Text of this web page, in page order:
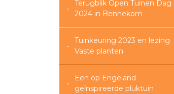
Terugblik Open Tuinen Dag
2024 in Bennekom
Tuinkeuring 2023 en lezing
Vaste planten
Een op Engeland
geïnspireerde pluktuin